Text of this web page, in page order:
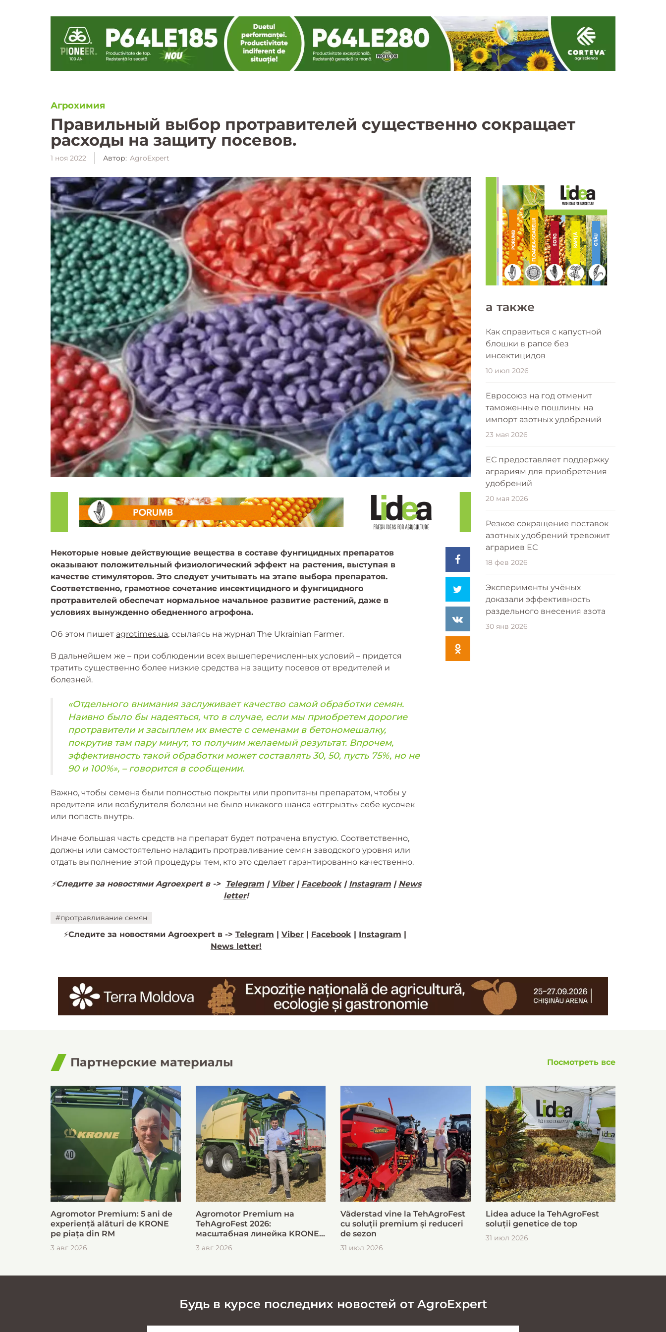
Агрохимия
Правильный выбор протравителей существенно сокращает
расходы на защиту посевов.
1 ноя 2022 Автор: AgroExpert
Некоторые новые действующие вещества в составе фунгицидных препаратов
оказывают положительный физиологический эффект на растения, выступая в
качестве стимуляторов. Это следует учитывать на этапе выбора препаратов.
Соответственно, грамотное сочетание инсектицидного и фунгицидного
протравителей обеспечат нормальное начальное развитие растений, даже в
условиях вынужденно обедненного агрофона.
Об этом пишет agrotimes.ua, ссылаясь на журнал The Ukrainian Farmer.
В дальнейшем же – при соблюдении всех вышеперечисленных условий – придется
тратить существенно более низкие средства на защиту посевов от вредителей и
болезней.
«Отдельного внимания заслуживает качество самой обработки семян.
Наивно было бы надеяться, что в случае, если мы приобретем дорогие
протравители и засыплем их вместе с семенами в бетономешалку,
покрутив там пару минут, то получим желаемый результат. Впрочем,
эффективность такой обработки может составлять 30, 50, пусть 75%, но не
90 и 100%», – говорится в сообщении.
Важно, чтобы семена были полностью покрыты или пропитаны препаратом, чтобы у
вредителя или возбудителя болезни не было никакого шанса «отгрызть» себе кусочек
или попасть внутрь.
Иначе большая часть средств на препарат будет потрачена впустую. Соответственно,
должны или самостоятельно наладить протравливание семян заводского уровня или
отдать выполнение этой процедуры тем, кто это сделает гарантированно качественно.
⚡️Следите за новостями Agroexpert в -> Telegram| Viber| Facebook| Instagram| News
letter!
#протравливание семян
⚡️Следите за новостями Agroexpert в -> Telegram Viber| Facebook| Instagram
News letter!
a также
Как справиться с капустной
блошки в рапсе без
инсектицидов
10 июл 2026
Евросоюз на год отменит
таможенные пошлины на
импорт азотных удобрений
23 мая 2026
ЕС предоставляет поддержку
аграриям для приобретения
удобрений
20 мая 2026
Резкое сокращение поставок
азотных удобрений тревожит
аграриев ЕС
18 фев 2026
Эксперименты учёных
доказали эффективность
раздельного внесения азота
30 янв 2026
Партнерские материалы Посмотреть все
Agromotor Premium: 5 ani de
experiență alături de KRONE
pe piața din RM
3 авг 2026
Agromotor Premium на
TehAgroFest 2026:
масштабная линейка KRONE
для быстрой и эффективной
заготовки кормов
3 авг 2026
Väderstad vine la TehAgroFest
cu soluții premium și reduceri
de sezon
31 июл 2026
Lidea aduce la TehAgroFest
soluții genetice de top
31 июл 2026
Будь в курсе последних новостей от AgroExpert